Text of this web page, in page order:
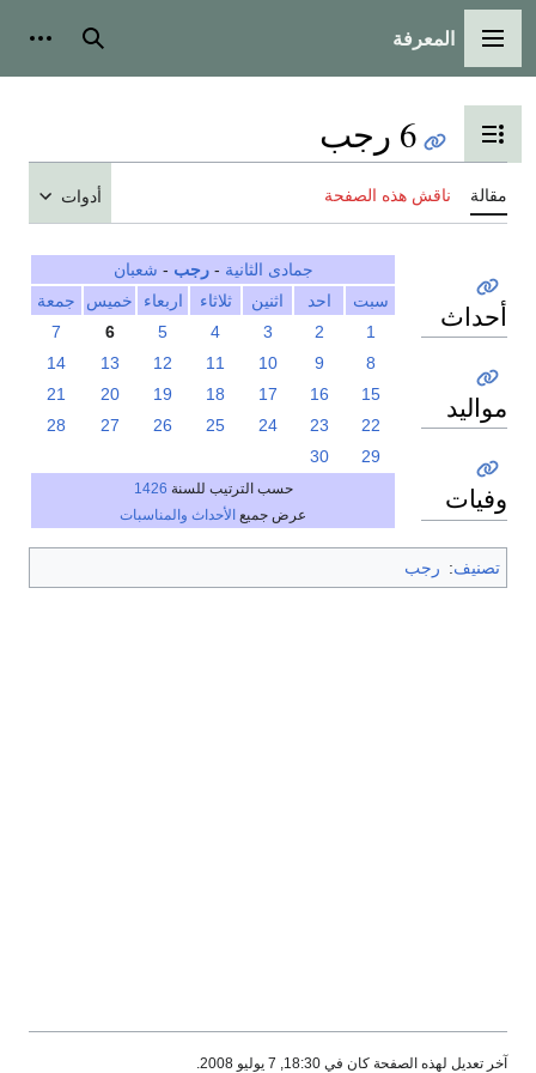
القائمة الرئيسية
المعرفة بحث
تبديل عرض جدول المحتويات
6 رجب
مقالة ناقش هذه الصفحة أدوات
جمادى الثانية -رجب - شعبان
سبت
احد اثنين ثلاثاء اربعاء خميس
جمعة
1
2
3
4
5
6
7
8
9
10
11
12
13
14
15
16
17
18
19
20
21
22
23
24
25
26
27
28
29
30
حسب الترتيب للسنة 1426
عرض جميع الأحداث والمناسبات
أحداث
مواليد
وفيات
تصنيف: رجب
آخر تعديل لهذه الصفحة كان في 18:30, 7 يوليو 2008.